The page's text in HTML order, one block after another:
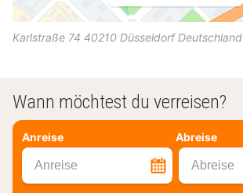
Karlstraße 74 40210 Düsseldorf Deutschland
Wann möchtest du verreisen?
Anreise Abreise
Anreise Abreise